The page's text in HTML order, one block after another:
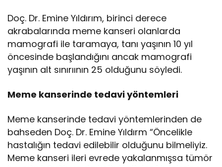
Doç. Dr. Emine Yıldırım, birinci derece
akrabalarında meme kanseri olanlarda
mamografi ile taramaya, tanı yaşının 10 yıl
öncesinde başlandığını ancak mamografi
yaşının alt sınırıının 25 olduğunu söyledi.
Meme kanserinde tedavi yöntemleri
Meme kanserinde tedavi yöntemlerinden de
bahseden Doç. Dr. Emine Yıldırm “Öncelikle
hastalığın tedavi edilebilir olduğunu bilmeliyiz.
Meme kanseri ileri evrede yakalanmışsa tümör